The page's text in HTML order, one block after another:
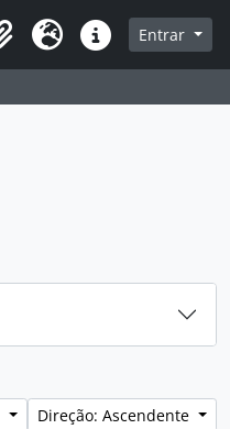
Idioma Ligações rápidas
Entrar
Direção: Ascendente